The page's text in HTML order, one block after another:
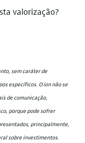
valorização?
sem caráter de
específicos. O íon não se
de comunicação,
porque pode sofrer
principalmente,
sobre investimentos.